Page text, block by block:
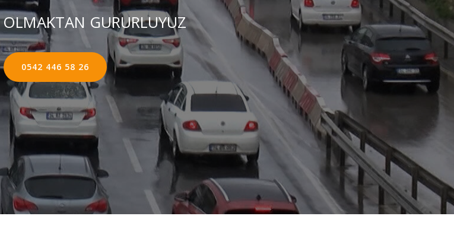
GURURLUYUZ
0542 446 58 26